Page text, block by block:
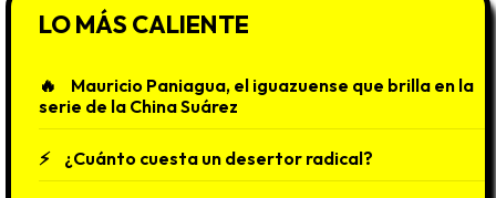
LO MÁS CALIENTE
Mauricio Paniagua, el iguazuense que brilla en la
serie de la China Suárez
¿Cuánto cuesta un desertor radical?